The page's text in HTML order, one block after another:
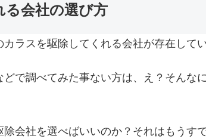
る会社の選び方
ラスを駆除してくれる会社が存在してい
で調べてみた事ない方は、え？そんな
会社を選べばいいのか？それはもうす